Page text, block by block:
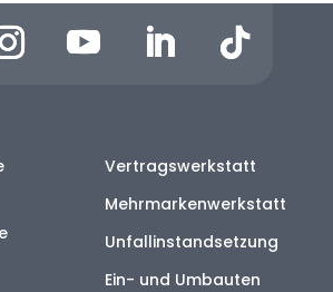
Vertragswerkstatt
Mehrmarkenwerkstatt
Unfallinstandsetzung
Ein- und Umbauten